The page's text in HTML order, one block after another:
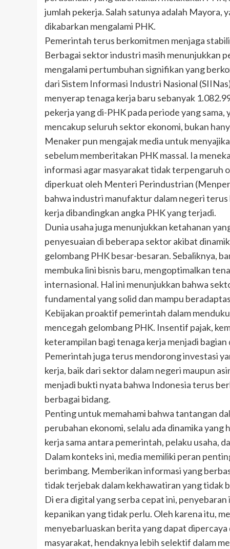
jumlah pekerja. Salah satunya adalah Mayora,
dikabarkan mengalami PHK.
Pemerintah terus berkomitmen menjaga
Berbagai sektor industri masih menunjukkan
mengalami pertumbuhan signifikan yang
dari Sistem Informasi Industri Nasional
menyerap tenaga kerja baru sebanyak
pekerja yang di-PHK pada periode yang
mencakup seluruh sektor ekonomi, bukan
Menaker pun mengajak media untuk
sebelum memberitakan PHK massal. Ia
informasi agar masyarakat tidak terpengaruh
diperkuat oleh Menteri Perindustrian
bahwa industri manufaktur dalam negeri
kerja dibandingkan angka PHK yang terjadi.
Dunia usaha juga menunjukkan ketahanan
penyesuaian di beberapa sektor akibat
gelombang PHK besar-besaran. Sebaliknya,
membuka lini bisnis baru, mengoptimalkan
internasional. Hal ini menunjukkan bahwa
fundamental yang solid dan mampu
Kebijakan proaktif pemerintah dalam
mencegah gelombang PHK. Insentif pajak,
keterampilan bagi tenaga kerja menjadi
Pemerintah juga terus mendorong investasi
kerja, baik dari sektor dalam negeri maupun
menjadi bukti nyata bahwa Indonesia terus
berbagai bidang.
Penting untuk memahami bahwa tantangan
perubahan ekonomi, selalu ada dinamika
kerja sama antara pemerintah, pelaku usaha,
Dalam konteks ini, media memiliki peran
berimbang. Memberikan informasi yang
tidak terjebak dalam kekhawatiran yang tidak
Di era digital yang serba cepat ini,
kepanikan yang tidak perlu. Oleh karena itu,
menyebarluaskan berita yang dapat
masyarakat, hendaknya lebih selektif dalam